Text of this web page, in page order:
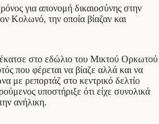
για απονομή δικαιοσύνης στην
Κολωνό, την οποία βίαζαν και
στο εδώλιο του Μικτού Ορκωτού
που φέρεται να βίαζε αλλά και να
με ρεπορτάζ στο κεντρικό δελτίο
υποστήριξε ότι είχε συνολικά
ανήλικη.